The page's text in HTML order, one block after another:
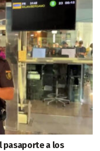
pasaporte a los